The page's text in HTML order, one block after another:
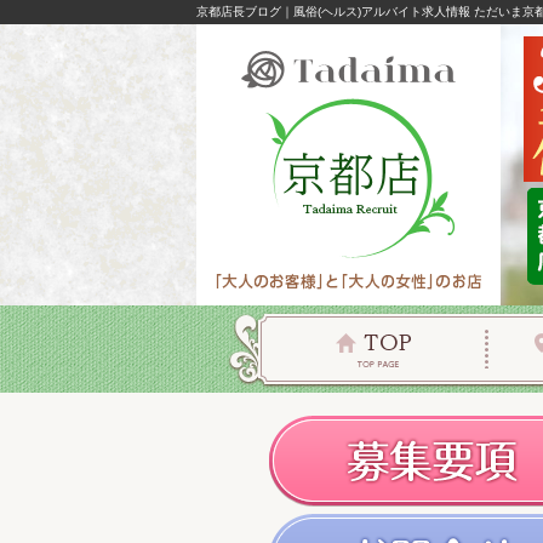
京都店長ブログ｜風俗(ヘルス)アルバイト求人情報 ただいま京